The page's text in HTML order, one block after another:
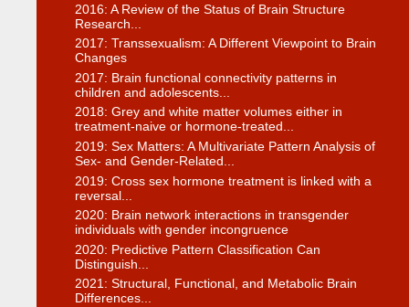
2016: A Review of the Status of Brain Structure
Research...
2017: Transsexualism: A Different Viewpoint to Brain
Changes
2017: Brain functional connectivity patterns in
children and adolescents...
2018: Grey and white matter volumes either in
treatment-naive or hormone-treated...
2019: Sex Matters: A Multivariate Pattern Analysis of
Sex- and Gender-Related...
2019: Cross sex hormone treatment is linked with a
reversal...
2020: Brain network interactions in transgender
individuals with gender incongruence
2020: Predictive Pattern Classification Can
Distinguish...
2021: Structural, Functional, and Metabolic Brain
Differences...